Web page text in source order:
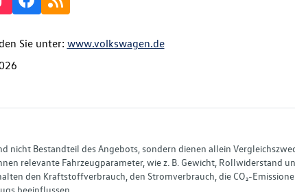
Sie unter: www.volkswagen.de
nicht Bestandteil des Angebots, sondern dienen allein
relevante Fahrzeugparameter, wie z. B. Gewicht, Rollwiderstand
den Kraftstoffverbrauch, den Stromverbrauch, die CO₂-